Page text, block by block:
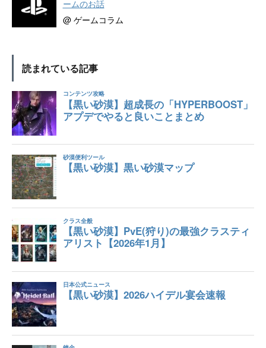
ームのお話
@ ゲームコラム
読まれている記事